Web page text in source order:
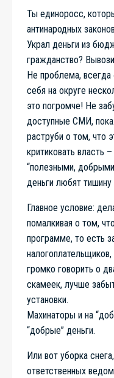
Ты единоросс,
антинародных
Украл деньги из
гражданство?
Не проблема,
себя на округе
это погромче! Не
доступные СМИ,
раструби о том, что
критиковать власть
“полезными,
деньги любят
Главное условие:
помалкивая о том,
программе, то есть
громко говорить о
скамеек, лучше
установки.
Махинаторы и на
“добрые” деньги.
Или вот уборка
ответственных